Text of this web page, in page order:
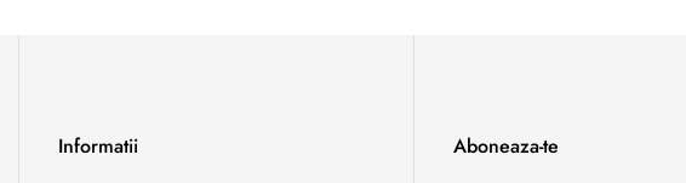
Informatii
Aboneaza-te